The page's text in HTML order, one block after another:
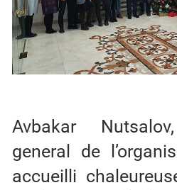
Avbakar
general de
accueilli